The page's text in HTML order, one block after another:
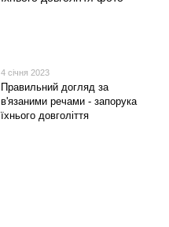
4 січня 2023
Правильний догляд за
в'язаними речами - запорука
їхнього довголіття